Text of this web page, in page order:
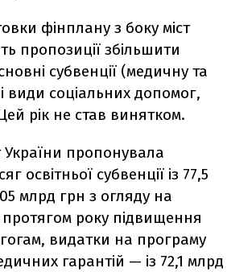
фінплану з боку міст
пропозиції збільшити
субвенції (медичну та
види соціальних допомог,
рік не став винятком.
України пропонувала
освітньої субвенції із 77,5
млрд грн з огляду на
року підвищення
видатки на програму
гарантій — із 72,1 млрд